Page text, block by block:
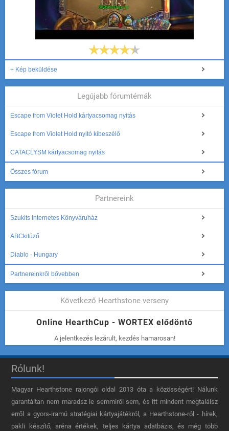
+ Kép beküldése
Legújabb fórumtémák
Escape from Violet Hold kártyacsomag nyitás
Escape from Violet Hold nyitó kibeszélő
CATACLYSM kártyacsomag nyitás
Összes fórum
Partnereink
Szukits Internetes Könyváruház
ABCkitüző
Diablo - Hungary
Partnereinkről bővebben
Következő Hearthstone verseny
Online HearthCup - WORTEX elődöntő
A jelentkezés lezárult, kezdés hamarosan!
Rólunk!
Magyar Hearthstone​ rajongói oldal 2013 óta a közösségért! Nálunk
garantáltan nem maradsz le semmiről sem, és itt mindent megtalálsz
erről a gyors-iramú stratégiai kártyajátékról, a Hearthstone-ról - hírek,
pakli készítő, aréna értékek, teljes kártya adatbázis, és még több